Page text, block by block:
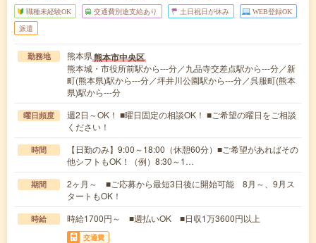
職種未経験OK 交通費別途支給あり 土日祝日が休み WEB登録OK
派遣
勤務地 熊本県熊本市中央区
熊本城・市役所前駅から---分／九品寺交差点駅から---分／新
町(熊本県)駅から---分／坪井川公園駅から---分／呉服町(熊本
県)駅から---分
曜日頻度
週2日～OK！ ■曜日固定の相談OK！ ■ご希望の曜日をご相談
ください！
時間
【日勤のみ】9:00～18:00（休憩60分）■ご希望があればその
他シフトもOK！（例）8:30～1…
期間
2ヶ月～ ■ご応募から最短3日後に開始可能 8月～、9月ス
タートもOK！
時給 時給1700円～ ■週払いOK ■日収1万3600円以上
交通費